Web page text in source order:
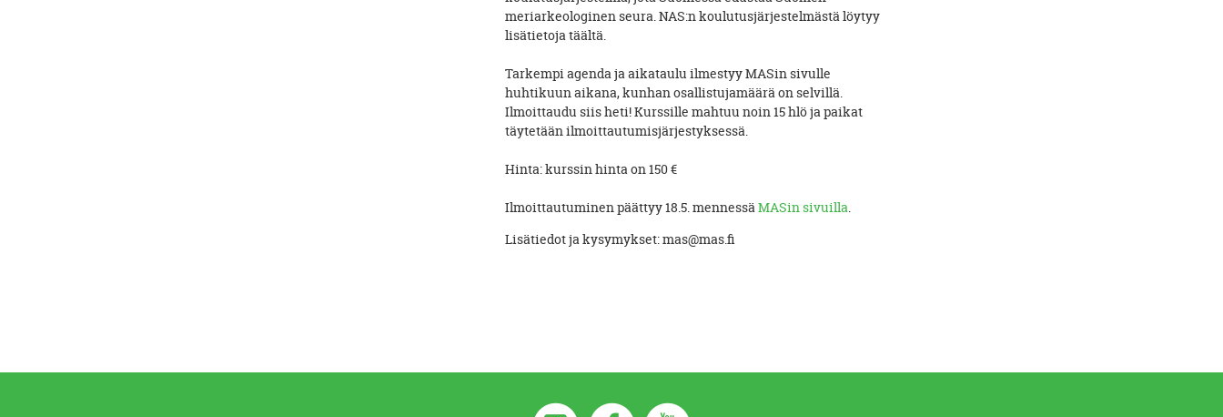
meriarkeologinen seura. NAS:n koulutusjärjestelmästä löytyy
lisätietoja täältä.
Tarkempi agenda ja aikataulu ilmestyy MASin sivulle
huhtikuun aikana, kunhan osallistujamäärä on selvillä.
Ilmoittaudu siis heti! Kurssille mahtuu noin 15 hlö ja paikat
täytetään ilmoittautumisjärjestyksessä.
Hinta: kurssin hinta on 150 €
Ilmoittautuminen päättyy 18.5. mennessäMASin sivuilla.
Lisätiedot ja kysymykset: mas@mas.fi